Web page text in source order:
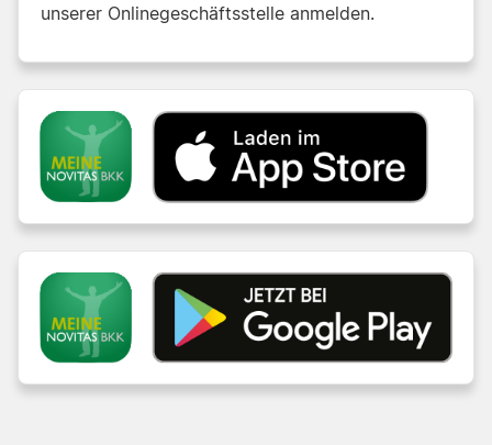
unserer Onlinegeschäftsstelle anmelden.